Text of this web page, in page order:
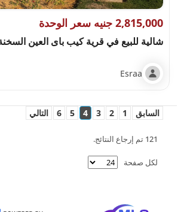
2,815,000 جنيه سعر الوحدة
شالية للبيع في قرية كيب باى العين
Esraa
السابق 1
2
3
4
5
6 التالي
121 تم إرجاع النتائج.
لكل صفحة